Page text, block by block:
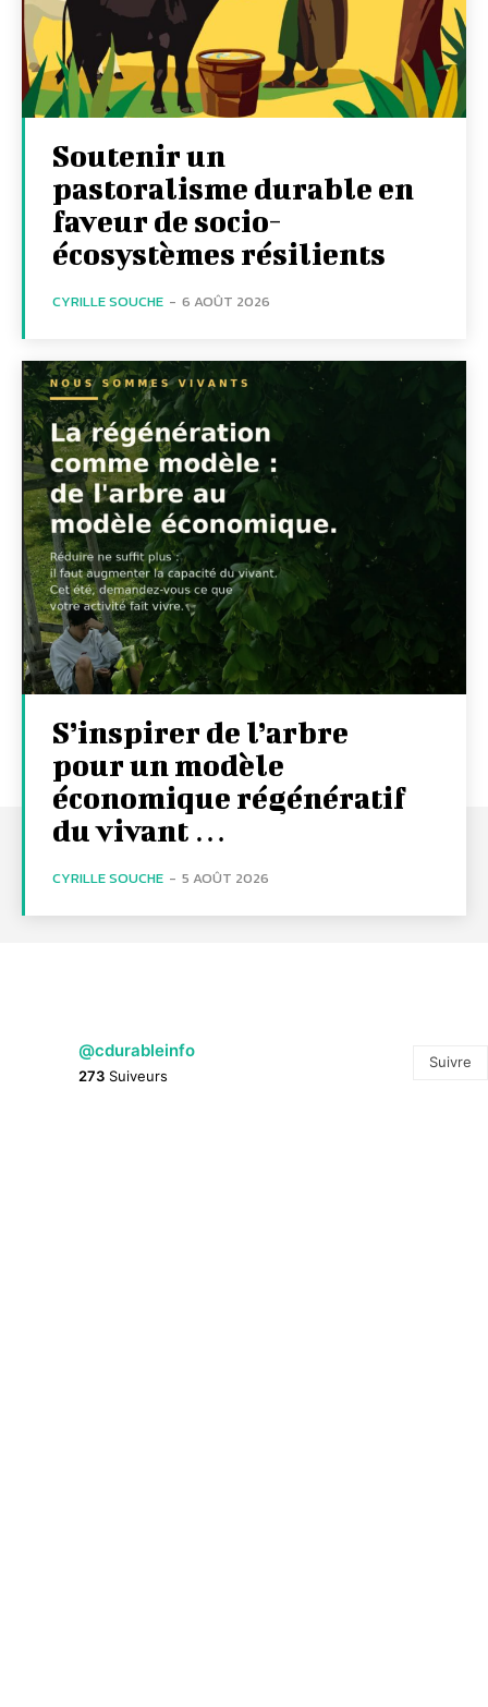
Soutenir un
pastoralisme durable en
faveur de socio-
écosystèmes résilients
CYRILLE SOUCHE - 6 AOÛT 2026
S’inspirer de l’arbre
pour un modèle
économique régénératif
du vivant …
CYRILLE SOUCHE - 5 AOÛT 2026
@cdurableinfo
273 Suiveurs
Suivre